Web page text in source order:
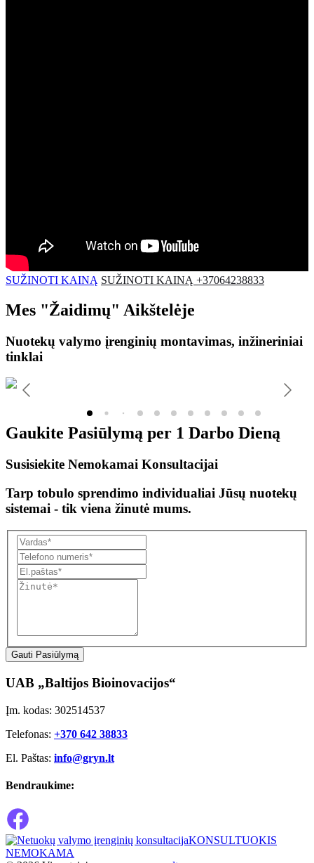
SUŽINOTI KAINĄ SUŽINOTI KAINĄ +37064238833
Mes "Žaidimų" Aikštelėje
Nuotekų valymo įrenginių montavimas, inžineriniai
tinklai
Gaukite Pasiūlymą per 1 Darbo Dieną
Susisiekite Nemokamai Konsultacijai
Tarp tobulo sprendimo individualiai Jūsų nuotekų
sistemai - tik viena žinutė mums.
Gauti Pasiūlymą
UAB „Baltijos Bioinovacijos“
Įm. kodas: 302514537
Telefonas: +370 642 38833
El. Paštas: info@gryn.lt
Bendraukime:
KONSULTUOKIS
NEMOKAMA